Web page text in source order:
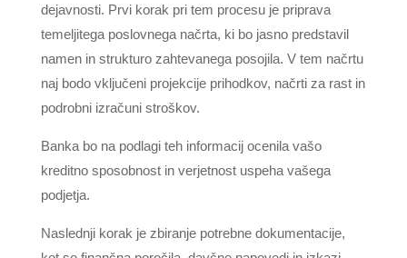
dejavnosti. Prvi korak pri tem procesu je priprava
temeljitega poslovnega načrta, ki bo jasno predstavil
namen in strukturo zahtevanega posojila. V tem načrtu
naj bodo vključeni projekcije prihodkov, načrti za rast in
podrobni izračuni stroškov.
Banka bo na podlagi teh informacij ocenila vašo
kreditno sposobnost in verjetnost uspeha vašega
podjetja.
Naslednji korak je zbiranje potrebne dokumentacije,